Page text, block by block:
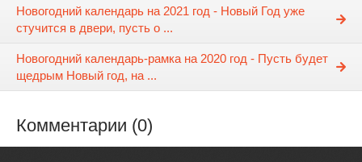
Новогодний календарь на 2021 год - Новый Год уже
стучится в двери, пусть о ...
Новогодний календарь-рамка на 2020 год - Пусть будет
щедрым Новый год, на ...
Комментарии (0)